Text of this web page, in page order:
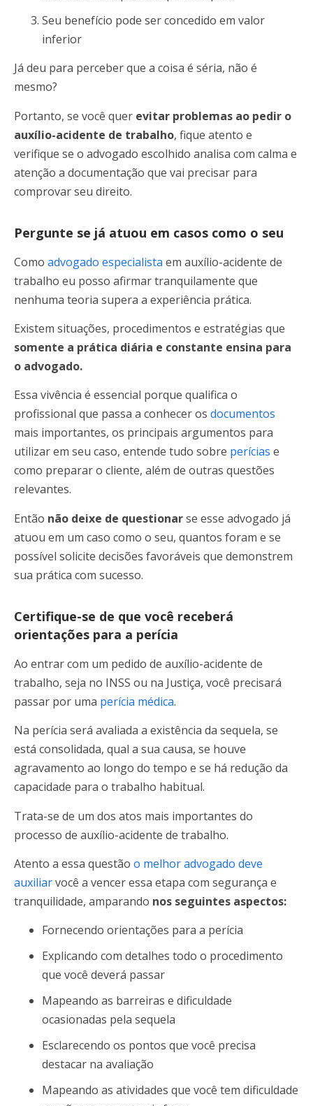
Seu benefício pode ser concedido em valor
inferior
Já deu para perceber que a coisa é séria, não é
mesmo?
Portanto, se você quer evitar problemas ao pedir o
auxílio-acidente de trabalho, fique atento e
verifique se o advogado escolhido analisa com calma e
atenção a documentação que vai precisar para
comprovar seu direito.
Pergunte se já atuou em casos como o seu
Como advogado especialista em auxílio-acidente de
trabalho eu posso afirmar tranquilamente que
nenhuma teoria supera a experiência prática.
Existem situações, procedimentos e estratégias que
somente a prática diária e constante ensina para
o advogado.
Essa vivência é essencial porque qualifica o
profissional que passa a conhecer os documentos
mais importantes, os principais argumentos para
utilizar em seu caso, entende tudo sobre perícias e
como preparar o cliente, além de outras questões
relevantes.
Então não deixe de questionarse esse advogado já
atuou em um caso como o seu, quantos foram e se
possível solicite decisões favoráveis que demonstrem
sua prática com sucesso.
Certifique-se de que você receberá
orientações para a perícia
Ao entrar com um pedido de auxílio-acidente de
trabalho, seja no INSS ou na Justiça, você precisará
passar por uma perícia médica.
Na perícia será avaliada a existência da sequela, se
está consolidada, qual a sua causa, se houve
agravamento ao longo do tempo e se há redução da
capacidade para o trabalho habitual.
Trata-se de um dos atos mais importantes do
processo de auxílio-acidente de trabalho.
Atento a essa questão o melhor advogado deve
auxiliarvocê a vencer essa etapa com segurança e
tranquilidade, amparando nos seguintes aspectos:
Fornecendo orientações para a perícia
Explicando com detalhes todo o procedimento
que você deverá passar
Mapeando as barreiras e dificuldade
ocasionadas pela sequela
Esclarecendo os pontos que você precisa
destacar na avaliação
Mapeando as atividades que você tem dificuldade